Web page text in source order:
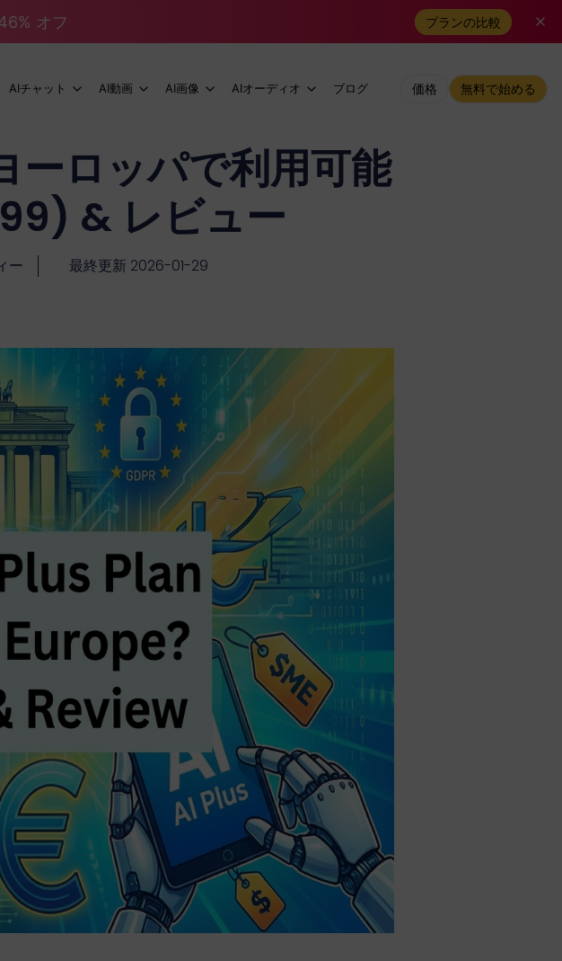
オフ プランの比較
AIチャット AI動画 AI画像 AIオーディオ ブログ 価格 無料で始める
ロッパで利用可能
& レビュー
ー 最終更新 2026-01-29